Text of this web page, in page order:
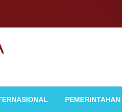
PEMERINTAHAN